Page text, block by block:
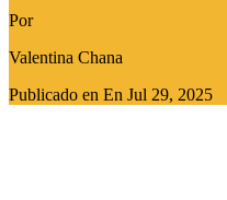
Por
Valentina Chana
Publicado en En Jul 29, 2025